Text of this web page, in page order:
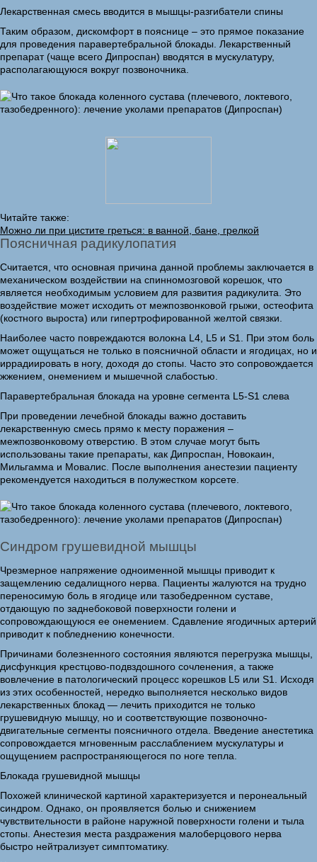
Лекарственная смесь вводится в мышцы-разгибатели спины
Таким образом, дискомфорт в пояснице – это прямое показание
для проведения паравертебральной блокады. Лекарственный
препарат (чаще всего Дипроспан) вводятся в мускулатуру,
располагающуюся вокруг позвоночника.
Читайте также:
Можно ли при цистите греться: в ванной, бане, грелкой
Поясничная радикулопатия
Считается, что основная причина данной проблемы заключается в
механическом воздействии на спинномозговой корешок, что
является необходимым условием для развития радикулита. Это
воздействие может исходить от межпозвонковой грыжи, остеофита
(костного выроста) или гипертрофированной желтой связки.
Наиболее часто повреждаются волокна L4, L5 и S1. При этом боль
может ощущаться не только в поясничной области и ягодицах, но и
иррадиировать в ногу, доходя до стопы. Часто это сопровождается
жжением, онемением и мышечной слабостью.
Паравертебральная блокада на уровне сегмента L5-S1 слева
При проведении лечебной блокады важно доставить
лекарственную смесь прямо к месту поражения –
межпозвонковому отверстию. В этом случае могут быть
использованы такие препараты, как Дипроспан, Новокаин,
Мильгамма и Мовалис. После выполнения анестезии пациенту
рекомендуется находиться в полужестком корсете.
Синдром грушевидной мышцы
Чрезмерное напряжение одноименной мышцы приводит к
защемлению седалищного нерва. Пациенты жалуются на трудно
переносимую боль в ягодице или тазобедренном суставе,
отдающую по заднебоковой поверхности голени и
сопровождающуюся ее онемением. Сдавление ягодичных артерий
приводит к побледнению конечности.
Причинами болезненного состояния являются перегрузка мышцы,
дисфункция крестцово-подвздошного сочленения, а также
вовлечение в патологический процесс корешков L5 или S1. Исходя
из этих особенностей, нередко выполняется несколько видов
лекарственных блокад — лечить приходится не только
грушевидную мышцу, но и соответствующие позвоночно-
двигательные сегменты поясничного отдела. Введение анестетика
сопровождается мгновенным расслаблением мускулатуры и
ощущением распространяющегося по ноге тепла.
Блокада грушевидной мышцы
Похожей клинической картиной характеризуется и перонеальный
синдром. Однако, он проявляется болью и снижением
чувствительности в районе наружной поверхности голени и тыла
стопы. Анестезия места раздражения малоберцового нерва
быстро нейтрализует симптоматику.